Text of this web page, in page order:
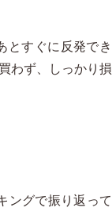
とすぐに反発でき
わず、しっかり損
ングで振り返って